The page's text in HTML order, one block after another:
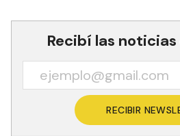
Recibí las
RECIBIR